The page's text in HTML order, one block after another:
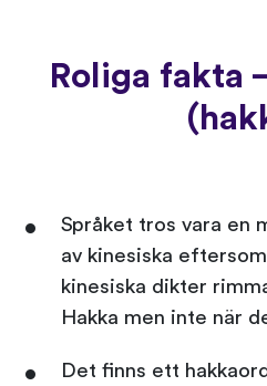
Roliga fakta
Språket tros vara en
av kinesiska
kinesiska dikter
Hakka men inte när
Det finns ett